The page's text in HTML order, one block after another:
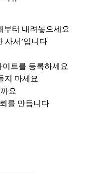
부터 내려놓으세요
사서’입니다
트를 등록하세요
지 마세요
요
를 만듭니다